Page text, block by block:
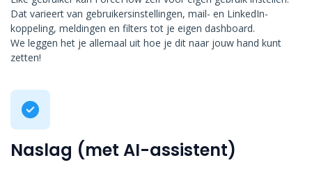
Dat varieert van gebruikersinstellingen, mail- en LinkedIn-
koppeling, meldingen en filters tot je eigen dashboard.
We leggen het je allemaal uit hoe je dit naar jouw hand kunt
zetten!
Naslag (met AI-assistent)